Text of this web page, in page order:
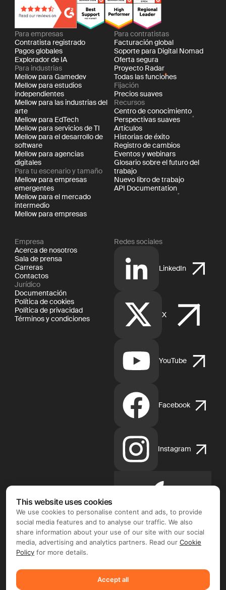
Para empresas
Contratista registrado
Pagos globales
Explorador de IA
Para industrias
Mellow para Gamedev
Mellow para estudios
independientes
Mellow para las industrias del
arte
Mellow para EdTech
Mellow para servicios de TI
Mellow para el desarrollo de
software
Mellow para agencias
digitales
Para tu escenario y tamaño
Mellow para empresas
emergentes
Mellow para el mercado
intermedio
Mellow para empresas
Para contratistas
Facturación global
Soporte para Digital Nomad
Oferta segura
Proyecto Radar
Todas las funciones
Fijación
Precios suaves
Recursos
Centro de conocimiento
Perspectivas suaves
Artículos
Historias de éxito
Registro de cambios
Eventos y webinars
Glosario sobre el futuro del
trabajo
Nuevo libro de trabajo
API Documentation
Empresa
Acerca de nosotros
Sala de prensa
Carreras
Contactos
Jurídico
Documentación
Política de cookies
Política de privacidad
Términos y condiciones
Redes sociales
LinkedIn
X
YouTube
Facebook
Instagram
App
Store
This website uses cookies
We use cookies to personalise content and ads, to provide
social media features and to analyse our traffic. We also
share information about your use of our site with our social
media, advertising and analytics partners. Read our Cookie
Policy for more details.
Accept all